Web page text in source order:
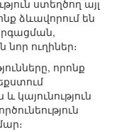
ստեղծող այլ
ձևավորում են
ուղիներ։
որոնք
կայունություն